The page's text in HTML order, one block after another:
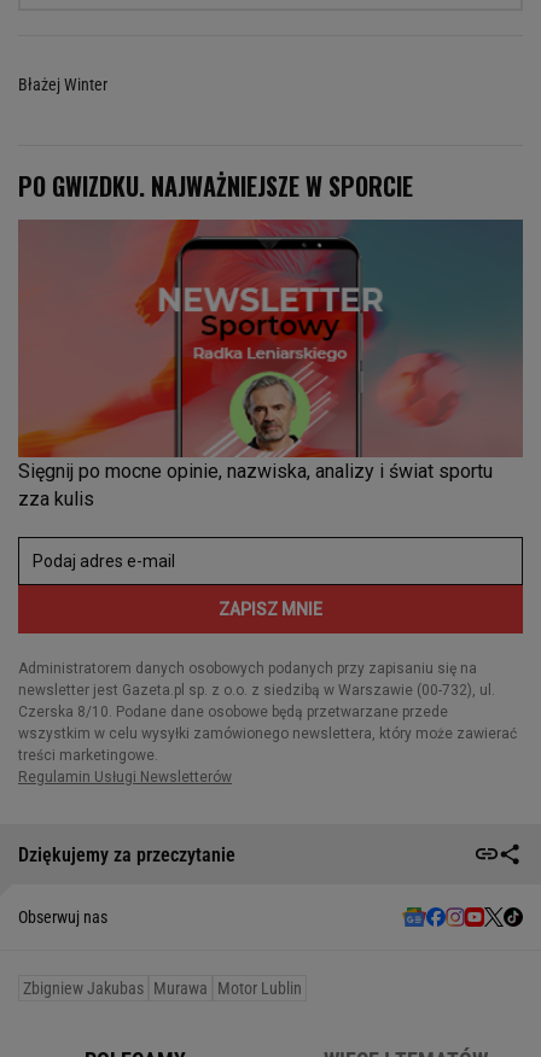
Błażej Winter
Dziękujemy za przeczytanie
Obserwuj nas
Zbigniew Jakubas Murawa Motor Lublin